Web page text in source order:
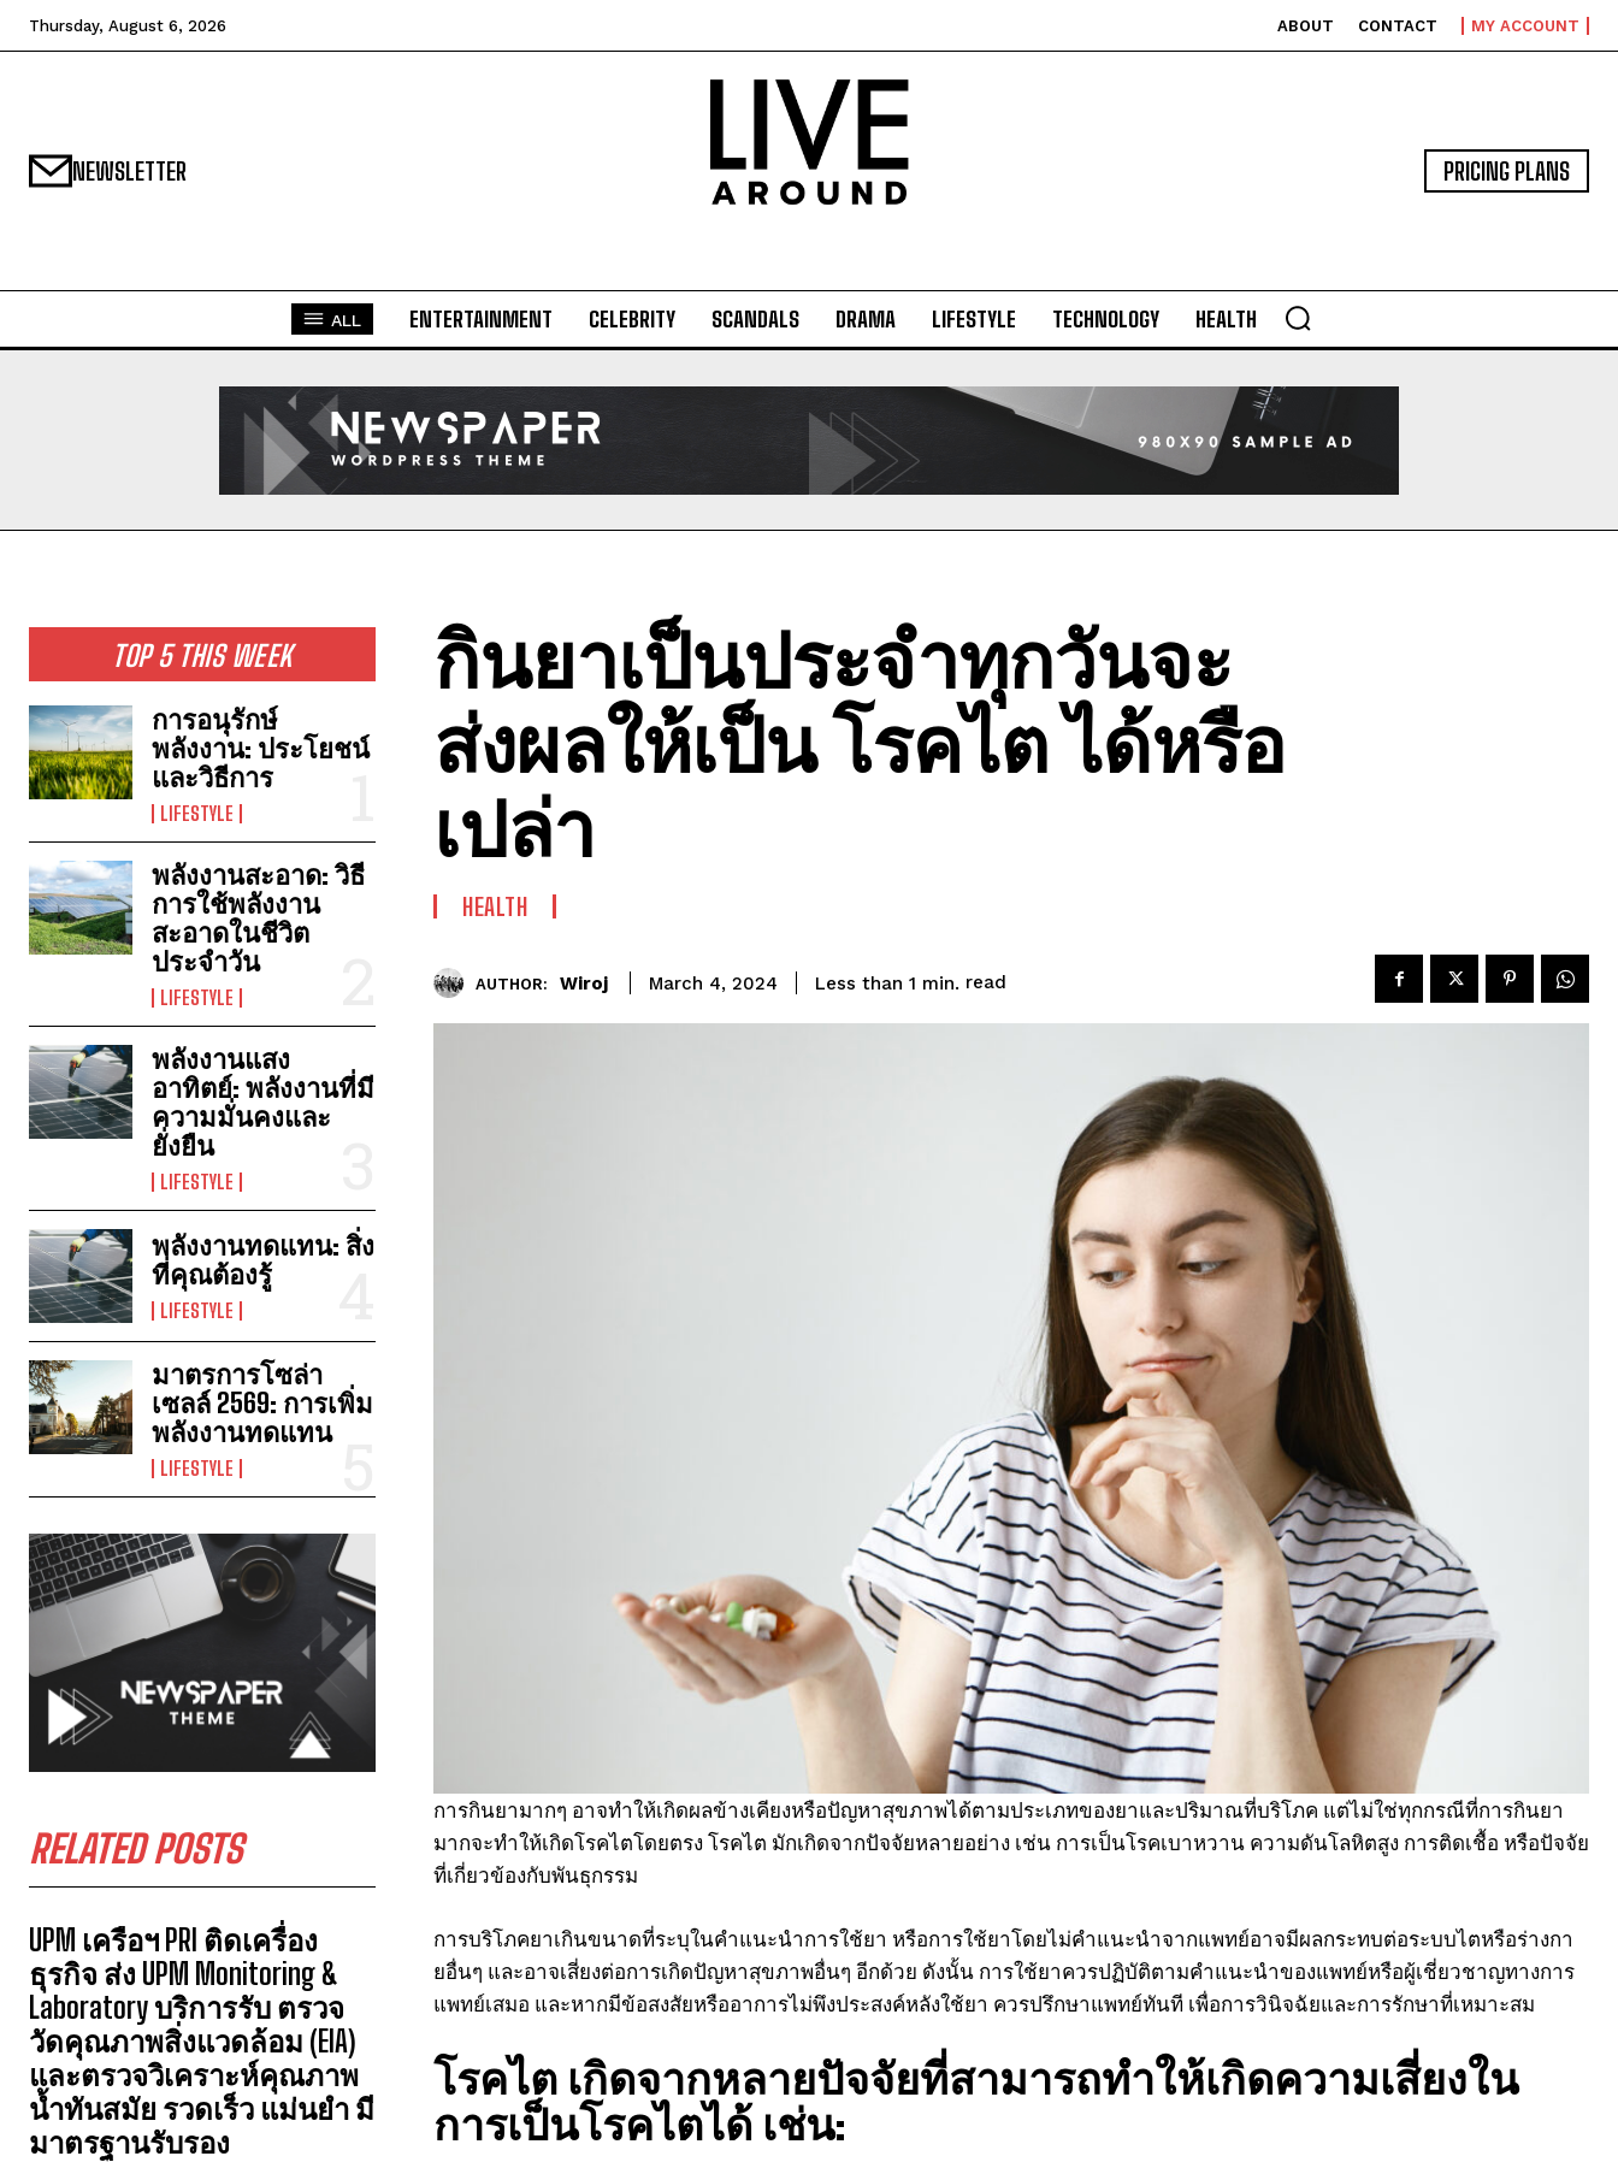
I've read and accept thePrivacy Policy.
Thursday, August 6, 2026 ABOUT CONTACT MY ACCOUNT
NEWSLETTER PRICING PLANS
ALL ENTERTAINMENT CELEBRITY SCANDALS DRAMA LIFESTYLE TECHNOLOGY HEALTH
TOP 5 THIS WEEK
การอนุรักษ์
พลังงาน: ประโยชน์
และวิธีการ
LIFESTYLE
พลังงานสะอาด: วิธี
การใช้พลังงาน
สะอาดในชีวิต
ประจำวัน
LIFESTYLE
พลังงานแสง
อาทิตย์: พลังงานที่มี
ความมั่นคงและ
ยั่งยืน
LIFESTYLE
พลังงานทดแทน: สิ่ง
ที่คุณต้องรู้
LIFESTYLE
มาตรการโซล่า
เซลล์ 2569: การเพิ่ม
พลังงานทดแทน
LIFESTYLE
RELATED POSTS
UPM เครือฯ PRI ติดเครื่อง
ธุรกิจ ส่ง UPM Monitoring &
Laboratory บริการรับ ตรวจ
วัดคุณภาพสิ่งแวดล้อม (EIA)
และตรวจวิเคราะห์คุณภาพ
น้ำทันสมัย รวดเร็ว แม่นยำ มี
มาตรฐานรับรอง
กินยาเป็นประจำทุกวันจะ
ส่งผลให้เป็น โรคไต ได้หรือ
เปล่า
HEALTH
AUTHOR: Wiroj March 4, 2024 Less than 1 min. read
การกินยามากๆ อาจทำให้เกิดผลข้างเคียงหรือปัญหาสุขภาพได้ตามประเภทของยาและปริมาณที่บริโภค แต่ไม่ใช่ทุกกรณีที่การกินยา
มากจะทำให้เกิดโรคไตโดยตรง โรคไต มักเกิดจากปัจจัยหลายอย่าง เช่น การเป็นโรคเบาหวาน ความดันโลหิตสูง การติดเชื้อ หรือปัจจัย
ที่เกี่ยวข้องกับพันธุกรรม
การบริโภคยาเกินขนาดที่ระบุในคำแนะนำการใช้ยา หรือการใช้ยาโดยไม่คำแนะนำจากแพทย์อาจมีผลกระทบต่อระบบไตหรือร่างกา
ยอื่นๆ และอาจเสี่ยงต่อการเกิดปัญหาสุขภาพอื่นๆ อีกด้วย ดังนั้น การใช้ยาควรปฏิบัติตามคำแนะนำของแพทย์หรือผู้เชี่ยวชาญทางการ
แพทย์เสมอ และหากมีข้อสงสัยหรืออาการไม่พึงประสงค์หลังใช้ยา ควรปรึกษาแพทย์ทันที เพื่อการวินิจฉัยและการรักษาที่เหมาะสม
โรคไต เกิดจากหลายปัจจัยที่สามารถทำให้เกิดความเสี่ยงใน
การเป็นโรคไตได้ เช่น: